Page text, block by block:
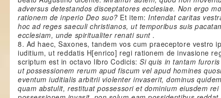
adversus detestandos disceptatores ecclesiae. Non ergo
rationem de inperio Deo suo? Et item:Intendat caritas
hoc ad reges saeculi christianos, ut temporibus suis
ecclesiam, unde spiritualiter renati sunt .
8. Ad haec, Saxones, tandem vos cum praeceptore vestro
iuditium, ut reddatis H[enrico] regi rationem de invasione
scriptum est in octavo libro Codicis:Si quis in tantam
ut possessionem rerum apud fiscum vel apud homines
eventum iuditialis arbitrii violenter invaserit, dominus
quam abstulit, restituat possessori et dominium eiusdem